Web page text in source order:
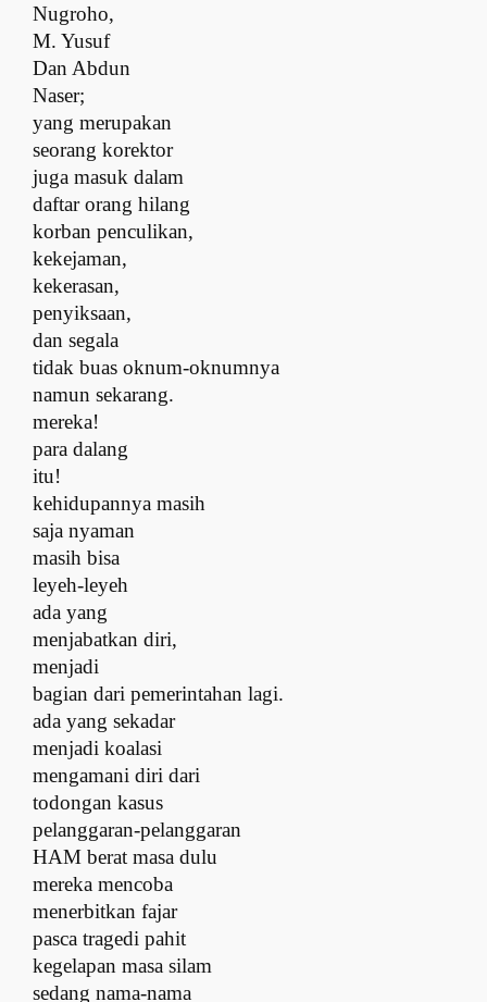
Nugroho,
M. Yusuf
Dan Abdun
Naser;
yang merupakan
seorang korektor
juga masuk dalam
daftar orang hilang
korban penculikan,
kekejaman,
kekerasan,
penyiksaan,
dan segala
tidak buas oknum-oknumnya
namun sekarang.
mereka!
para dalang
itu!
kehidupannya masih
saja nyaman
masih bisa
leyeh-leyeh
ada yang
menjabatkan diri,
menjadi
bagian dari pemerintahan lagi.
ada yang sekadar
menjadi koalasi
mengamani diri dari
todongan kasus
pelanggaran-pelanggaran
HAM berat masa dulu
mereka mencoba
menerbitkan fajar
pasca tragedi pahit
kegelapan masa silam
sedang nama-nama